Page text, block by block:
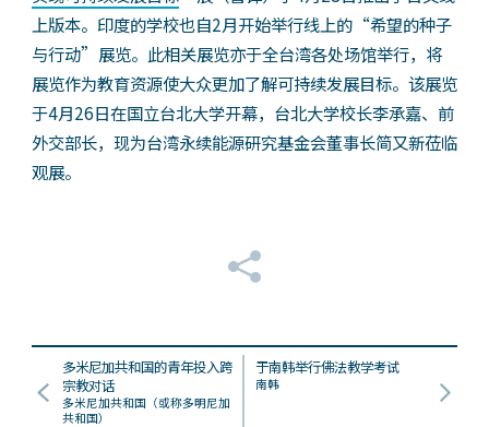
上版本。印度的学校也自2月开始举行线上的“希望的种子
与行动”展览。此相关展览亦于全台湾各处场馆举行，将
展览作为教育资源使大众更加了解可持续发展目标。该展览
于4月26日在国立台北大学开幕，台北大学校长李承嘉、前
外交部长，现为台湾永续能源研究基金会董事长简又新莅临
观展。
多米尼加共和国的青年投入跨
宗教对话
多米尼加共和国（或称多明尼加
共和国）
于南韩举行佛法教学考试
南韩